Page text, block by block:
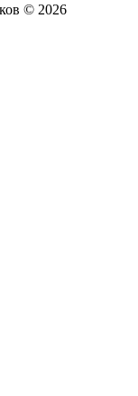
© 2026